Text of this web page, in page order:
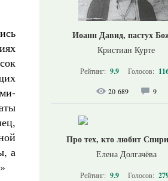
а
Иоанн Давид, пастух
Кристиан Курте
Рейтинг: 9.9 Голосов:
20 689 9
Про тех, кто любит
Елена Долгачёва
Рейтинг: 9.9 Голосов: